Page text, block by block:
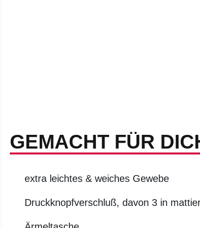
GEMACHT FÜR
extra leichtes & weiches Gewebe
Druckknopfverschluß, davon 3 in